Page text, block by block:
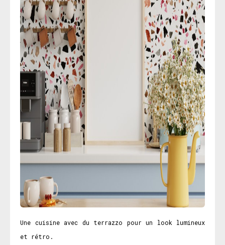
Une cuisine avec du terrazzo pour un look lumineux
et rétro.